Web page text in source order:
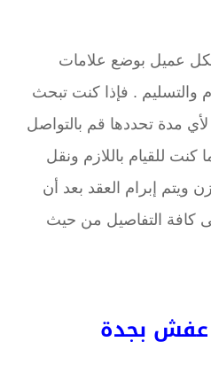
بكل عميل بوضع علامات
والتسليم . فإذا كنت تبحث
مدة تحددها قم بالتواصل
كنت للقيام باللازم ونقل
ويتم إبرام العقد بعد أن
كافة التفاصيل من حيث
بجدة